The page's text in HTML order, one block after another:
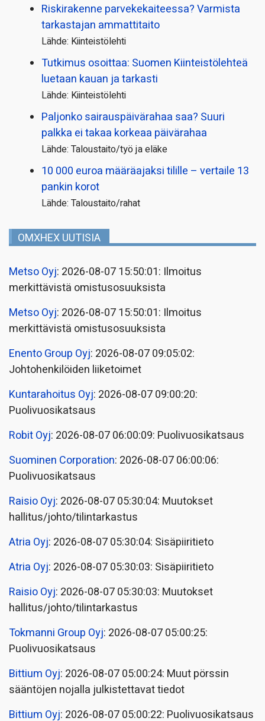
Riskirakenne parvekekaiteessa? Varmista
tarkastajan ammattitaito
Lähde: Kiinteistölehti
Tutkimus osoittaa: Suomen Kiinteistölehteä
luetaan kauan ja tarkasti
Lähde: Kiinteistölehti
Paljonko sairauspäivä­rahaa saa? Suuri
palkka ei takaa korkeaa päivärahaa
Lähde: Taloustaito/työ ja eläke
10 000 euroa määräajaksi tilille – vertaile 13
pankin korot
Lähde: Taloustaito/rahat
OMXHEX UUTISIA
Metso Oyj: 2026-08-07 15:50:01: Ilmoitus
merkittävistä omistusosuuksista
Metso Oyj: 2026-08-07 15:50:01: Ilmoitus
merkittävistä omistusosuuksista
Enento Group Oyj: 2026-08-07 09:05:02:
Johtohenkilöiden liiketoimet
Kuntarahoitus Oyj: 2026-08-07 09:00:20:
Puolivuosikatsaus
Robit Oyj: 2026-08-07 06:00:09: Puolivuosikatsaus
Suominen Corporation: 2026-08-07 06:00:06:
Puolivuosikatsaus
Raisio Oyj: 2026-08-07 05:30:04: Muutokset
hallitus/johto/tilintarkastus
Atria Oyj: 2026-08-07 05:30:04: Sisäpiiritieto
Atria Oyj: 2026-08-07 05:30:03: Sisäpiiritieto
Raisio Oyj: 2026-08-07 05:30:03: Muutokset
hallitus/johto/tilintarkastus
Tokmanni Group Oyj: 2026-08-07 05:00:25:
Puolivuosikatsaus
Bittium Oyj: 2026-08-07 05:00:24: Muut pörssin
sääntöjen nojalla julkistettavat tiedot
Bittium Oyj: 2026-08-07 05:00:22: Puolivuosikatsaus